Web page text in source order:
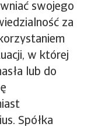
swojego
za
w której
lub do
Spółka